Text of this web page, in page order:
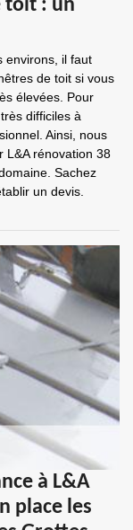
toit : un
environs, il faut
de toit si vous
élevées. Pour
difficiles à
Ainsi, nous
L&A rénovation 38
Sachez
un devis.
à L&A
place les